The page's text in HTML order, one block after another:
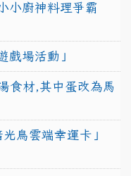
小廚神料理爭霸
戲場活動」
食材,其中蛋改為馬
鳥雲端幸運卡」